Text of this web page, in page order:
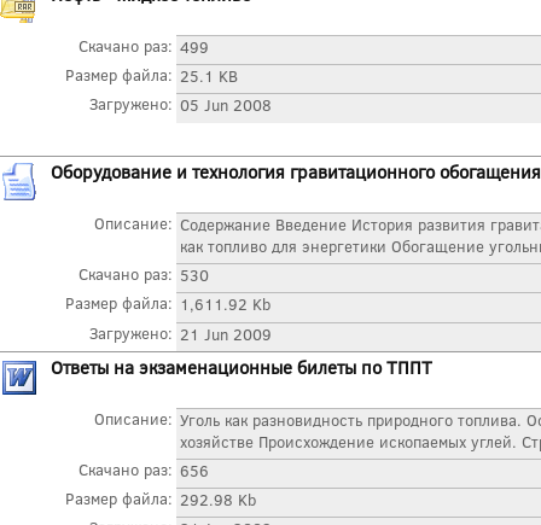
Скачано раз: 499
Размер файла: 25.1 KB
Загружено: 05 Jun 2008
Оборудование и технология гравитационного
Описание: Содержание Введение История развития
как топливо для энергетики Обогащение
Скачано раз: 530
Размер файла: 1,611.92 Kb
Загружено: 21 Jun 2009
Ответы на экзаменационные билеты по ТППТ
Описание: Уголь как разновидность природного
хозяйстве Происхождение ископаемых углей.
Скачано раз: 656
Размер файла: 292.98 Kb